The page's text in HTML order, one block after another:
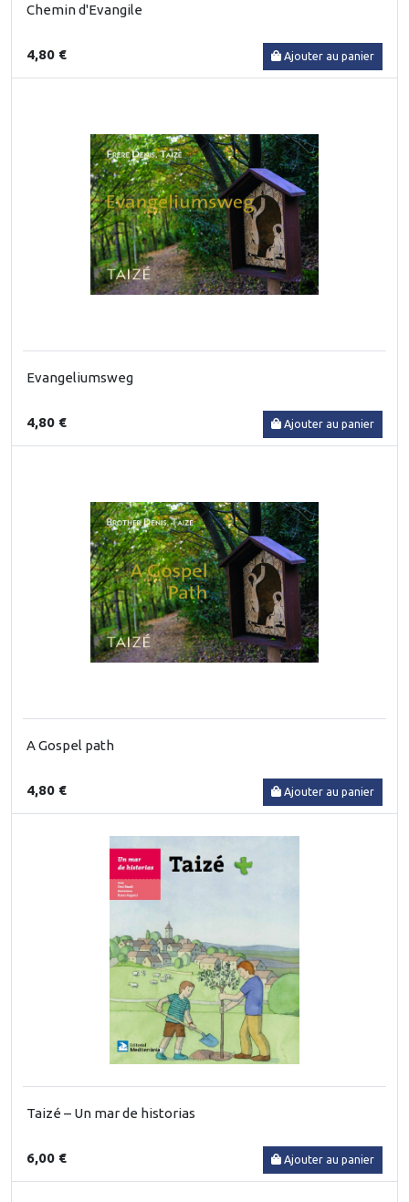
Chemin d'Evangile
4,80 € Ajouter au panier
Evangeliumsweg
4,80 € Ajouter au panier
A Gospel path
4,80 € Ajouter au panier
Taizé – Un mar de historias
6,00 € Ajouter au panier